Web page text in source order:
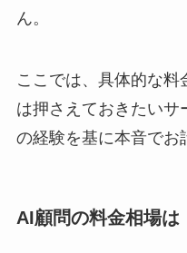
ん。
ここでは、具体的な
は押さえておきたいサ
の経験を基に本音でお
AI顧問の料金相場は